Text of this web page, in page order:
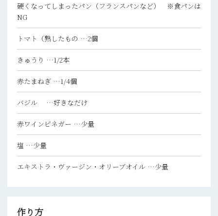
硬くなってしまったパン（フランスパンなど） ※食パンは
NG
トマト（熟したもの …2個
きゅうり …1/2本
赤たまねぎ …1/4個
バジル …好きなだけ
赤ワインビネガー …少量
塩 …少量
エキストラ・ヴァージン・オリーブオイル …少量
作り方